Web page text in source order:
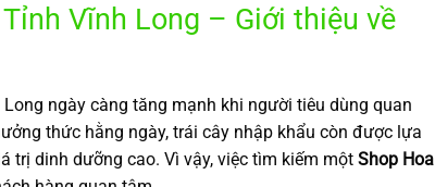
Vĩnh Long – Giới thiệu về
ngày càng tăng mạnh khi người tiêu dùng quan
thức hằng ngày, trái cây nhập khẩu còn được lựa
trị dinh dưỡng cao. Vì vậy, việc tìm kiếm một Shop Hoa